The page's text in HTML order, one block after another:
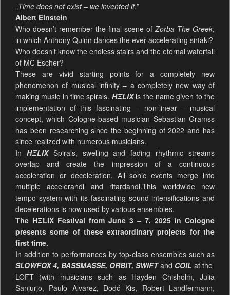
„Time does not exist – we invented it.”
Albert Einstein
Who doesn’t remember the final scene ofZorba The Greek,
in which Anthony Quinn dances the ever-accelerating sirtaki?
Who doesn’t know the endless stairs and the eternal waterfall
of MC Escher?
These are vivid starting points for a completely new
phenomenon of musical infinity – a completely new way of
making music in time spirals. HΞLIXis the name given to the
implementation of this fascinating – non-linear – musical
concept, which Cologne-based musician Sebastian Gramss
has been researching since the beginning of 2022 and has
since realized with numerous musicians.
In HΞLIX Spirals, swelling and fading rhythmic streams
overlap and create the impression of a continuous
acceleration or deceleration. All sonic events merge into
multiple accelerandi and ritardandi.This worldwide new
tempo system with its fascinating sound intensifications and
decelerations is now used by various ensembles.
The HΞLIX Festival from June 3 – 7, 2025 in Cologne
presents some of these extraordinary projects for the
first time.
In addition to performances by top-class ensembles such as
SLOWFOX 4, BASSMASSE, ORBIT, SWIFTand COILat the
LOFT (with musicians such as Hayden Chisholm, Julia
Sanjurjo, Paulo Alvarez, Dodó Kis, Robert Landfermann,